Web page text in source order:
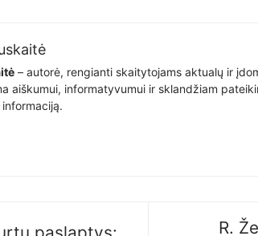
– autorė, rengianti skaitytojams aktualų ir
aiškumui, informatyvumui ir sklandžiam
R.